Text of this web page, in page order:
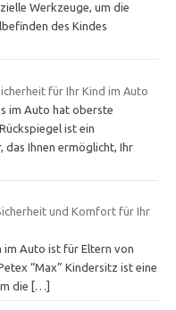
Werkzeuge, um die
des Kindes
für Ihr Kind im Auto
im Auto hat oberste
ist ein
Ihnen ermöglicht, Ihr
und Komfort für Ihr
im Auto ist für Eltern von
“Max” Kindersitz ist eine
die
[…]